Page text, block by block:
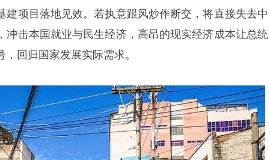
建项目落地见效。若执意跟风炒作断交，将直接失去中
冲击本国就业与民生经济，高昂的现实经济成本让总统
回归国家发展实际需求。